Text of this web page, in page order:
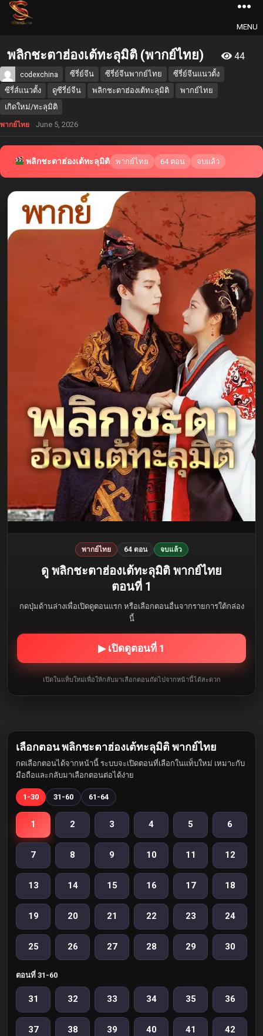
MENU
พลิกชะตาฮ่องเต้ทะลุมิติ (พากย์ไทย) 44
codexchina ซีรี่ย์จีน ซีรี่ย์จีนพากย์ไทย
ซีรี่ย์จีนแนวตั้ง
ซีรี่ส์แนวตั้ง
ดูซีรี่ย์จีน พลิกชะตาฮ่องเต้ทะลุมิติ
พากย์ไทย
เกิดใหม่/ทะลุมิติ
พากย์ไทย June 5, 2026
พลิกชะตาฮ่องเต้ทะลุมิติ พากย์ไทย 64 ตอน จบแล้ว
พากย์ไทย 64 ตอน จบแล้ว
ดู พลิกชะตาฮ่องเต้ทะลุมิติ พากย์ไทย
ตอนที่ 1
กดปุ่มด้านล่างเพื่อเปิดดูตอนแรก หรือเลือกตอนอื่นจากรายการใต้กล่อง
นี้
▶ เปิดดูตอนที่ 1
เปิดในแท็บใหม่เพื่อให้กลับมาเลือกตอนถัดไปจากหน้านี้ได้สะดวก
เลือกตอน พลิกชะตาฮ่องเต้ทะลุมิติ พากย์ไทย
กดเลือกตอนได้จากหน้านี้ ระบบจะเปิดตอนที่เลือกในแท็บใหม่ เหมาะกับ
มือถือและกลับมาเลือกตอนต่อได้ง่าย
1-30 31-60 61-64
1 2 3 4 5 6
7 8 9 10 11 12
13 14 15 16 17 18
19 20 21 22 23 24
25 26 27 28 29 30
ตอนที่ 31-60
31 32 33 34 35 36
37 38 39 40 41 42